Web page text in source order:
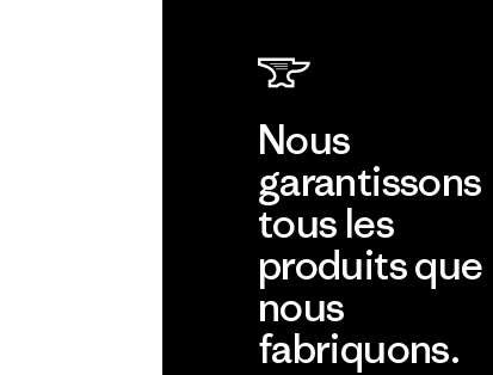
Nous
garantissons
tous les
produits que
nous
fabriquons.